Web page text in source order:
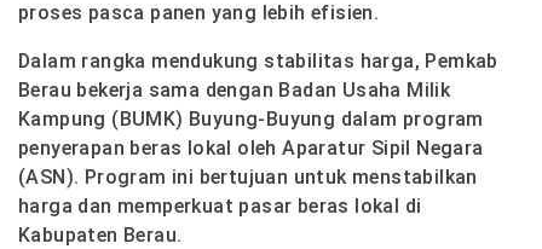
proses pasca panen yang lebih efisien.
Dalam rangka mendukung stabilitas harga, Pemkab
Berau bekerja sama dengan Badan Usaha Milik
Kampung (BUMK) Buyung-Buyung dalam program
penyerapan beras lokal oleh Aparatur Sipil Negara
(ASN). Program ini bertujuan untuk menstabilkan
harga dan memperkuat pasar beras lokal di
Kabupaten Berau.